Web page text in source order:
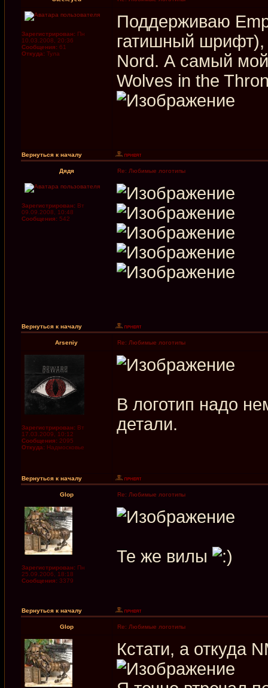
Зарегистрирован: Пн
10.03.2008, 20:36
Сообщения: 61
Откуда: Тула
Поддерживаю
гатишный шрифт),
Nord. А самый
Wolves in the
Вернуться к началу
Дядя Re: Любимые логотипы
Зарегистрирован: Вт
09.09.2008, 10:48
Сообщения: 542
Вернуться к началу
Arseniy Re: Любимые логотипы
Зарегистрирован: Вт
17.03.2009, 10:12
Сообщения: 2095
Откуда: Надмосковье
В логотип надо
детали.
Вернуться к началу
Glop Re: Любимые логотипы
Зарегистрирован: Пн
25.09.2006, 18:18
Сообщения: 3379
Те же вилы
Вернуться к началу
Glop Re: Любимые логотипы
Кстати, а откуда